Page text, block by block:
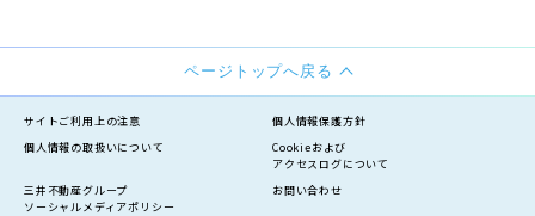
ページトップへ戻る
サイトご利用上の注意
個人情報保護方針
個人情報の取扱いについて
Cookieおよび
アクセスログについて
三井不動産グループ
ソーシャルメディアポリシー
お問い合わせ